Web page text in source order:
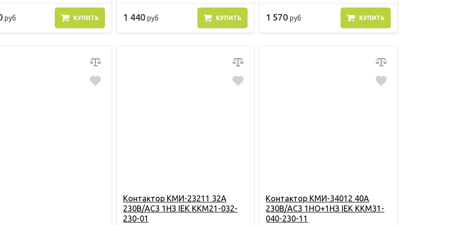
руб КУПИТЬ 1 440 руб КУПИТЬ 1 570руб КУПИТЬ
Контактор КМИ-23211 32А
230В/АС3 1НЗ IEK KKM21-032-
230-01
Контактор КМИ-34012 40А
230В/АС3 1НО+1НЗ IEK KKM31-
040-230-11